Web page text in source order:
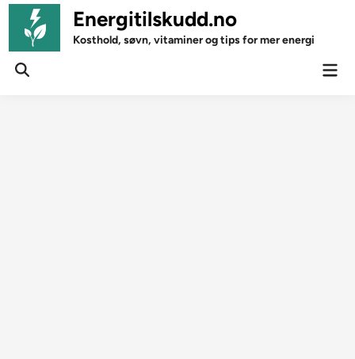
Skip
content
Energitilskudd.no
Kosthold, søvn, vitaminer og tips for mer energi
Open